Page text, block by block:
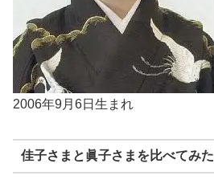
2006年9月6日生まれ
佳子さまと眞子さまを比べてみた